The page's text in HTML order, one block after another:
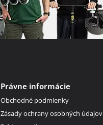
Právne informácie
Obchodné podmienky
Zásady ochrany osobných údajov